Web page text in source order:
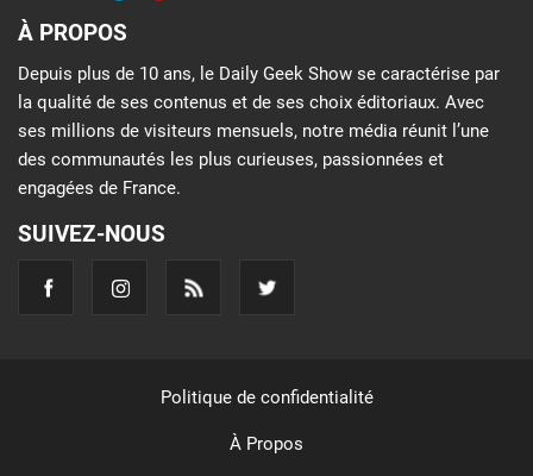
À PROPOS
Depuis plus de 10 ans, le Daily Geek Show se caractérise par
la qualité de ses contenus et de ses choix éditoriaux. Avec
ses millions de visiteurs mensuels, notre média réunit l’une
des communautés les plus curieuses, passionnées et
engagées de France.
SUIVEZ-NOUS
Politique de confidentialité
À Propos